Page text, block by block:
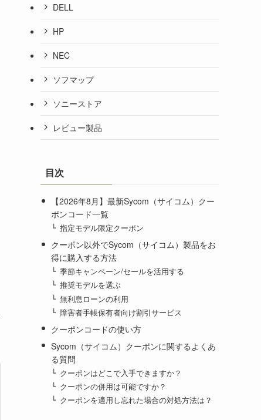
DELL
HP
NEC
ソフマップ
ソニーストア
レビュー製品
目次
【2026年8月】最新Sycom（サイコム）クー
ポンコード一覧
指定モデル限定クーポン
クーポン以外でSycom（サイコム）製品をお
得に購入する方法
季節キャンペーン/セールを活用する
推奨モデルを選ぶ
無利息ローンの利用
障害者手帳保有者向け割引サービス
クーポンコードの使い方
Sycom（サイコム）クーポンに関するよくあ
る質問
クーポンはどこで入手できますか？
クーポンの併用は可能ですか？
クーポンを適用し忘れた場合の対処方法は？